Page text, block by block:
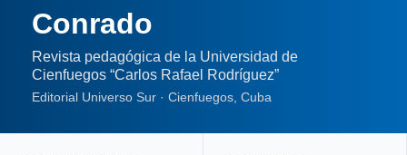
Conrado
Revista pedagógica de la Universidad de
Cienfuegos “Carlos Rafael Rodríguez”
Editorial Universo Sur · Cienfuegos, Cuba